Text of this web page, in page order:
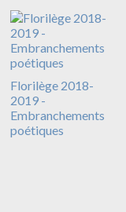
Florilège 2018-
2019 -
Embranchements
poétiques